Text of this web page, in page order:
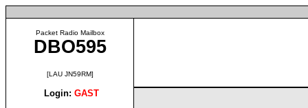
Packet Radio Mailbox
DBO595
[LAU JN59RM]
Login: GAST